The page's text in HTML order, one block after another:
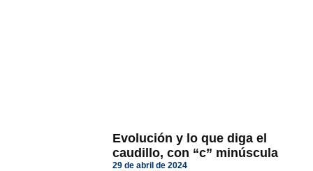
Evolución y lo que diga el
caudillo, con “c” minúscula
29 de abril de 2024